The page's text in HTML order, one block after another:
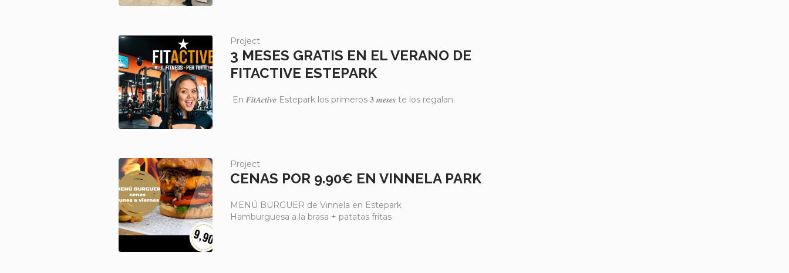
Project
3 MESES GRATIS EN EL VERANO DE
FITACTIVE ESTEPARK
En 𝑭𝒊𝒕𝑨𝒄𝒕𝒊𝒗𝒆 Estepark los primeros 𝟑 𝒎𝒆𝒔𝒆𝒔 te los regalan.
Project
CENAS POR 9.90€ EN VINNELA PARK
MENÚ BURGUER de Vinnela en Estepark
Hamburguesa a la brasa + patatas fritas